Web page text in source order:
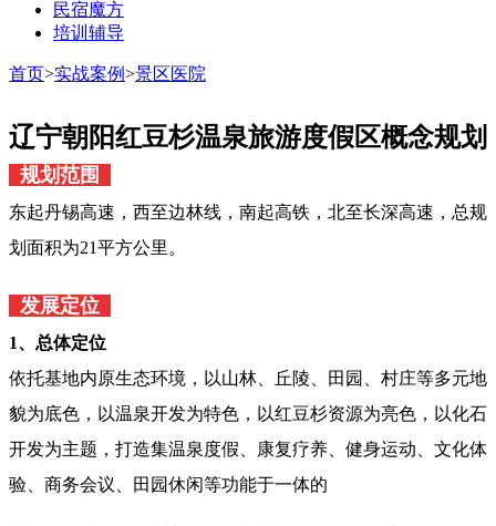
民宿魔方
培训辅导
首页>实战案例>景区医院
辽宁朝阳红豆杉温泉旅游度假区概念规划
规划范围
东起丹锡高速，西至边林线，南起高铁，北至长深高速，总规
划面积为21平方公里。
发展定位
1、总体定位
依托基地内原生态环境，以山林、丘陵、田园、村庄等多元地
貌为底色，以温泉开发为特色，以红豆杉资源为亮色，以化石
开发为主题，打造集温泉度假、康复疗养、健身运动、文化体
验、商务会议、田园休闲等功能于一体的